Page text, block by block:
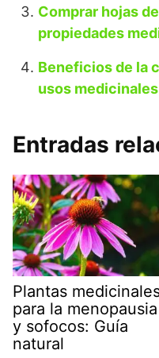
Comprar hojas
propiedades
Beneficios de la
usos medicinales
Entradas
Plantas
para la menopausia
y sofocos: Guía
natural